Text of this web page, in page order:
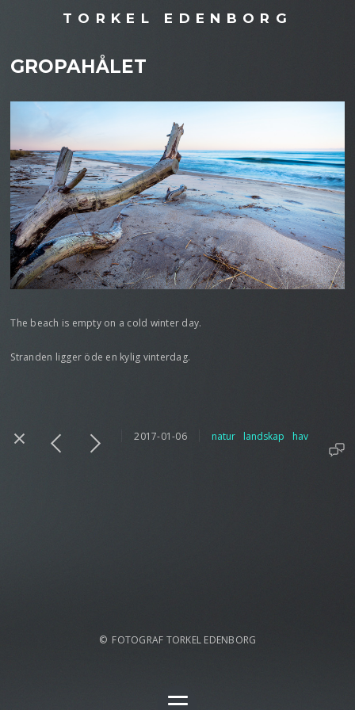
TORKEL EDENBORG
GROPAHÅLET
The beach is empty on a cold winter day.
Stranden ligger öde en kylig vinterdag.
2017-01-06 natur landskap hav
© FOTOGRAF TORKEL EDENBORG